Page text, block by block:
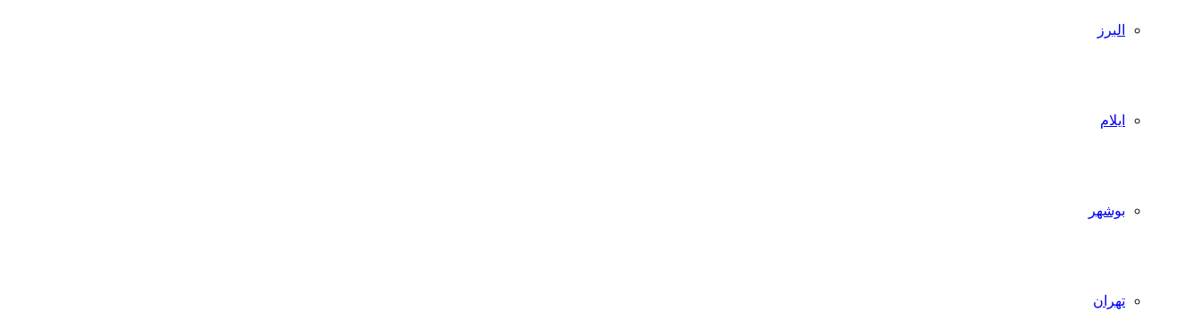
البرز
ایلام
بوشهر
تهران